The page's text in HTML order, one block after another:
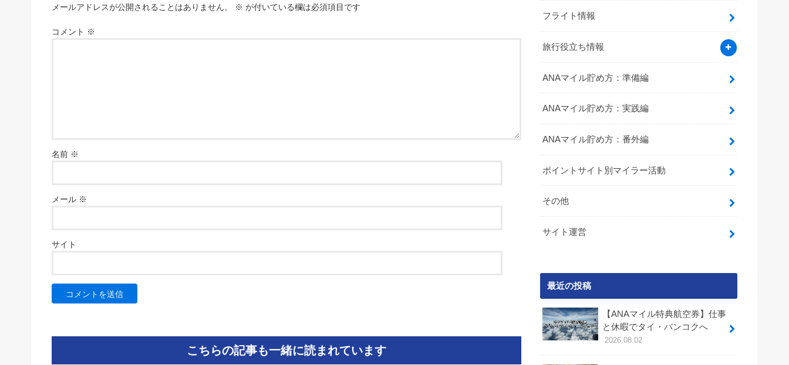
メールアドレスが公開されることはありません。 ※ が付いている欄は必須項目です
コメント ※
名前 ※
メール ※
サイト
こちらの記事も一緒に読まれています
フライト情報
旅行役立ち情報
ANAマイル貯め方：準備編
ANAマイル貯め方：実践編
ANAマイル貯め方：番外編
ポイントサイト別マイラー活動
その他
サイト運営
最近の投稿
【ANAマイル特典航空券】仕事
と休暇でタイ・バンコクへ
2026.08.02